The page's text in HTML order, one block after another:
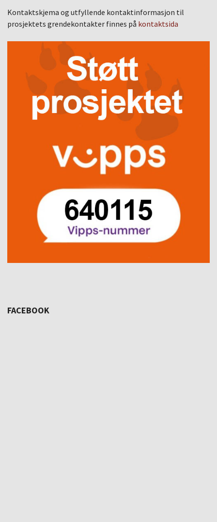
Kontaktskjema og utfyllende kontaktinformasjon til
prosjektets grendekontakter finnes på kontaktsida
FACEBOOK